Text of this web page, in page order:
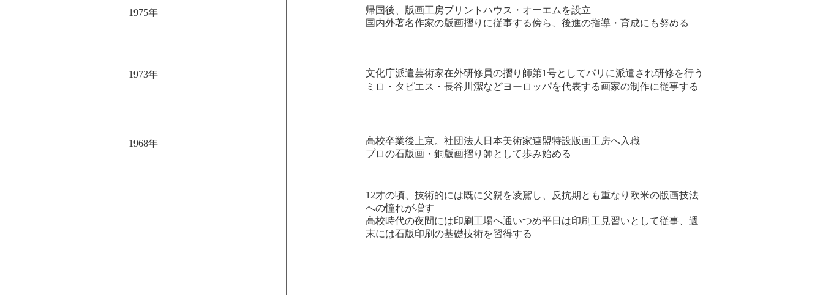
1975年
1973年
1968年
帰国後、版画工房プリントハウス・オーエムを設立
国内外著名作家の版画摺りに従事する傍ら、後進の指導・育成にも努める
文化庁派遣芸術家在外研修員の摺り師第1号としてパリに派遣され研修を行う
ミロ・タピエス・長谷川潔などヨーロッパを代表する画家の制作に従事する
高校卒業後上京。社団法人日本美術家連盟特設版画工房へ入職
プロの石版画・銅版画摺り師として歩み始める
12才の頃、技術的には既に父親を凌駕し、反抗期とも重なり欧米の版画技法
への憧れが増す
高校時代の夜間には印刷工場へ通いつめ平日は印刷工見習いとして従事、週
末には石版印刷の基礎技術を習得する